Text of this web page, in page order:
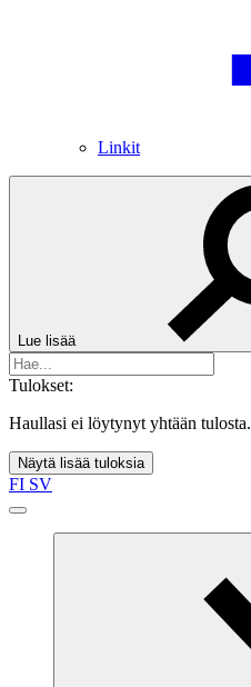
Linkit
Lue lisää
Tulokset:
Haullasi ei löytynyt yhtään tulosta.
Näytä lisää tuloksia
FI SV